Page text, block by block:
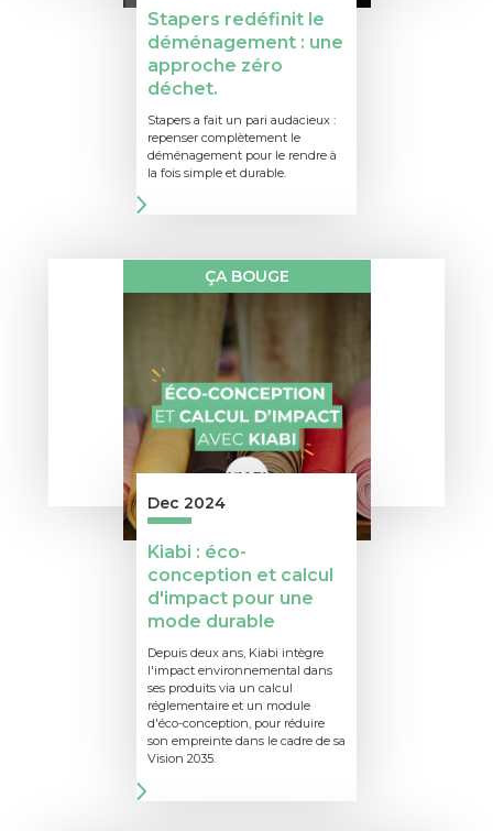
Stapers redéfinit le
déménagement : une
approche zéro
déchet.
Stapers a fait un pari audacieux :
repenser complètement le
déménagement pour le rendre à
la fois simple et durable.
ÇA BOUGE
Dec 2024
Kiabi : éco-
conception et calcul
d'impact pour une
mode durable
Depuis deux ans, Kiabi intègre
l'impact environnemental dans
ses produits via un calcul
réglementaire et un module
d'éco-conception, pour réduire
son empreinte dans le cadre de sa
Vision 2035.